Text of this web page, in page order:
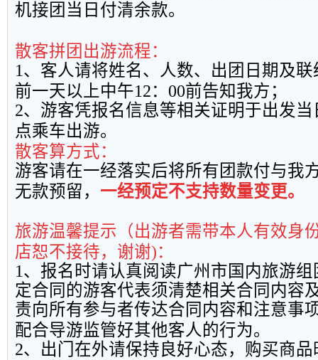
机接团当日付清余款。
散客拼团出游流程：
1、客人请将姓名、人数、出团日期及
前一天以上中午12： 00前告知我方；
2、游客凭报名信息等相关证明于出发
点乘车出游。
散客算方式：
游客请在一经落实后将所有团款付与我
无款预留， 一经预定不支持数量变更。
旅游温馨提示（出游者需带本人有效身
店恕不接待，谢谢)：
1、报名时请认真阅读广州市国内旅游
定合同的游客代表须清楚相关合同内容
责向所有参与者传达合同内容和注意事
配合导游监管好其他客人的行为。
2、出门在外请保持良好心态，购买商